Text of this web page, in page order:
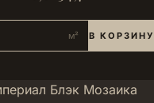
м² В КОРЗИНУ